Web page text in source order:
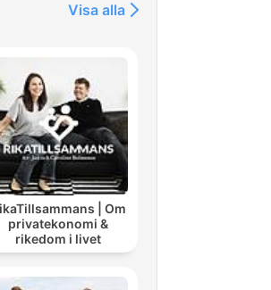
Visa alla
| Om
privatekonomi &
rikedom i livet